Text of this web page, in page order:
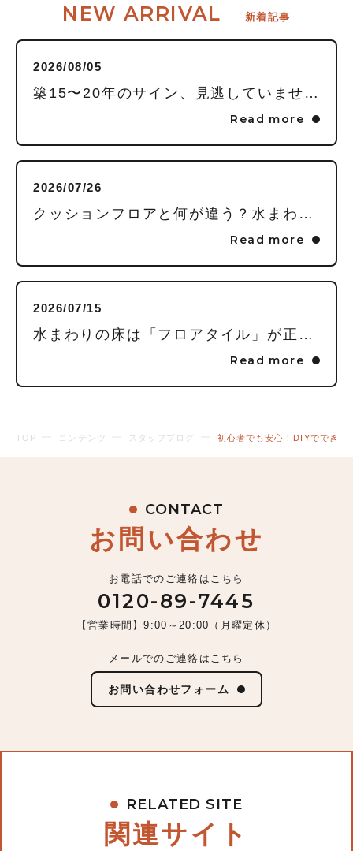
NEW ARRIVAL 新着記事
2026/08/05
築15〜20年のサイン、見逃していませんか？毎日頑張る私に贈る「水回りまるごとリフレッシュ」という選択
Read more
2026/07/26
クッションフロアと何が違う？水まわりの床に「フロアタイル」を推す理由
Read more
2026/07/15
水まわりの床は「フロアタイル」が正解！家事が劇的にラクになる3つの理由
Read more
TOP コンテンツ スタッフブログ 初心者でも安心！DIYでできる
CONTACT
お問い合わせ
お電話でのご連絡はこちら
0120-89-7445
【営業時間】9:00～20:00（月曜定休）
メールでのご連絡はこちら
お問い合わせフォーム
RELATED SITE
関連サイト